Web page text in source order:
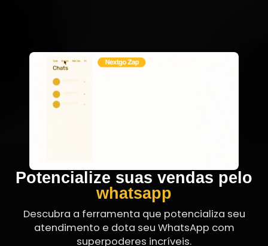
Potencialize suas vendas pelo
whatsapp
Descubra a ferramenta que potencializa seu
atendimento e dota seu WhatsApp com
superpoderes incríveis.